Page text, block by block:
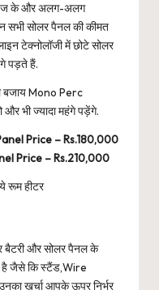
के और अलग-अलग
सभी सोलर पैनल की कीमत
टेक्नोलॉजी में छोटे सोलर
पड़ते हैं.
बजाय Mono Perc
भी ज्यादा महंगे पड़ेंगे.
Price – Rs.180,000
Price – Rs.210,000
रूम हीटर
बैटरी और सोलर पैनल के
है जैसे कि स्टैंड,Wire
खर्चा आपके ऊपर निर्भर